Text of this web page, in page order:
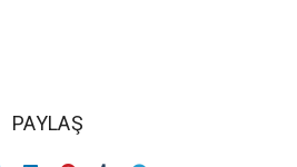
PAYLAŞ